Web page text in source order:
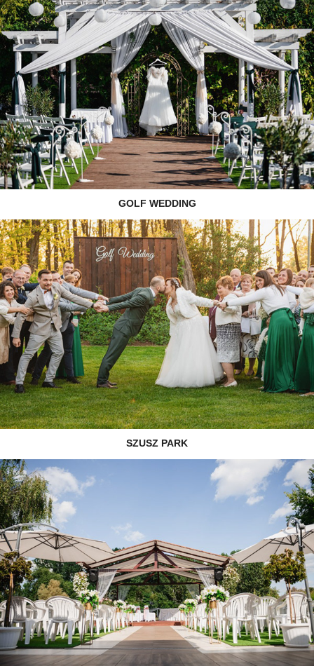
GOLF WEDDING
SZUSZ PARK